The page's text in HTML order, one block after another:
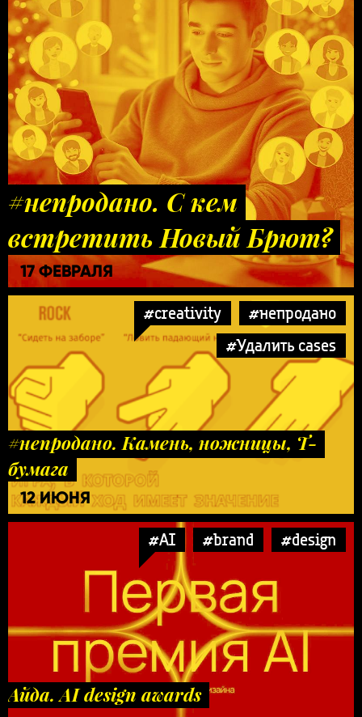
#непродано. С кем
встретить Новый Брют?
17 ФЕВРАЛЯ
#creativity
#непродано
#Удалить cases
#непродано. Камень, ножницы, Т-
бумага
12 ИЮНЯ
#AI #brand #design
Айда. AI design awards